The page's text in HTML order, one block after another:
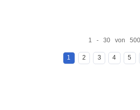
1 - 30 von 500
1 2 3 4 5